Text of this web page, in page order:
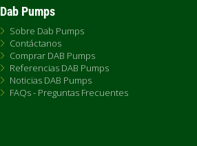
Dab Pumps
Sobre Dab Pumps
Contáctanos
Comprar DAB Pumps
Referencias DAB Pumps
Noticias DAB Pumps
FAQs - Preguntas Frecuentes